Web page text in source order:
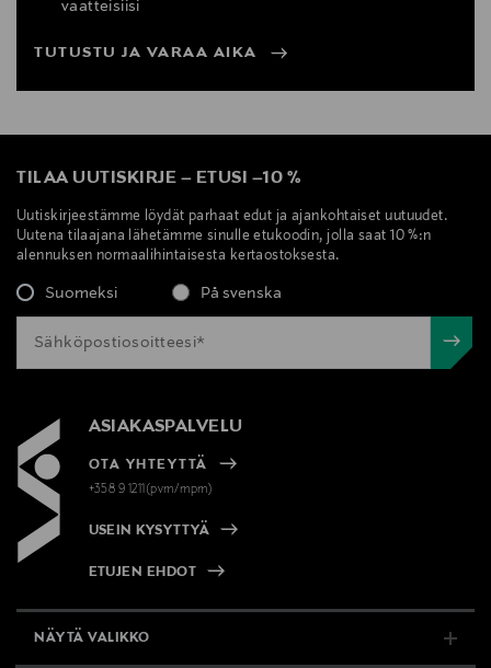
vaatteisiisi
TUTUSTU JA VARAA AIKA
TILAA UUTISKIRJE – ETUSI –10 %
Uutiskirjeestämme löydät parhaat edut ja ajankohtaiset uutuudet.
Uutena tilaajana lähetämme sinulle etukoodin, jolla saat 10 %:n
alennuksen normaalihintaisesta kertaostoksesta.
Suomeksi På svenska
ASIAKASPALVELU
OTA YHTEYTTÄ
+358 9 1211(pvm/mpm)
USEIN KYSYTTYÄ
ETUJEN EHDOT
NÄYTÄ VALIKKO